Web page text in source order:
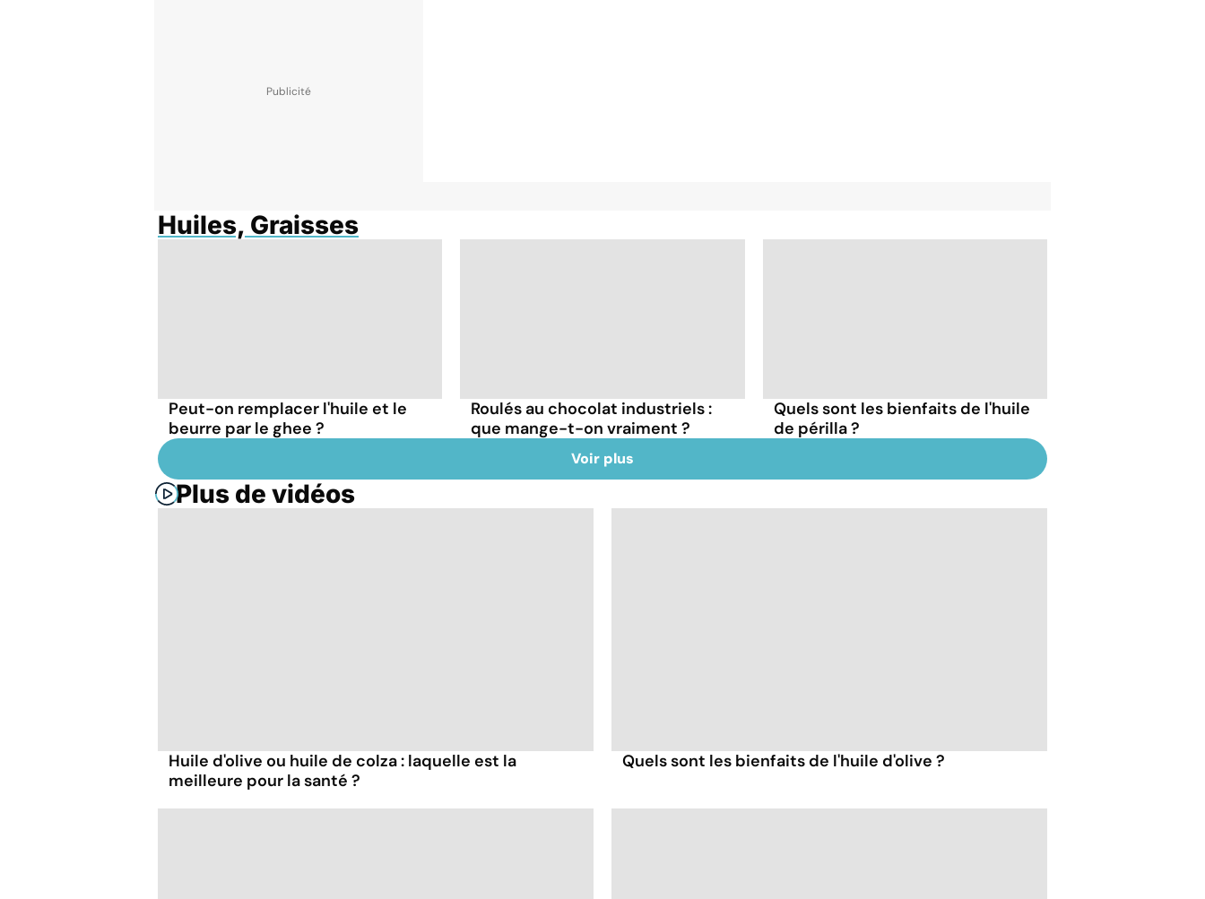
Huiles, Graisses
Peut-on remplacer l'huile et le
beurre par le ghee ?
Roulés au chocolat industriels :
que mange-t-on vraiment ?
Quels sont les bienfaits de l'huile
de périlla ?
Voir plus
Plus de vidéos
Huile d'olive ou huile de colza : laquelle est la
meilleure pour la santé ?
Quels sont les bienfaits de l'huile d'olive ?